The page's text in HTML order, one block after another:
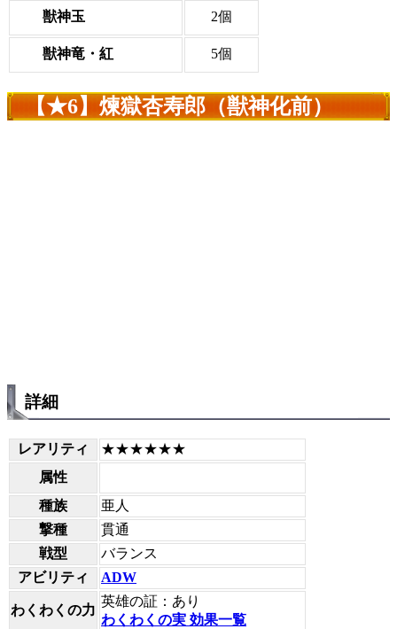
獣神玉 2個
獣神竜・紅 5個
【★6】煉獄杏寿郎（獣神化前）
詳細
レアリティ
★★★★★★
属性
種族
亜人
撃種
貫通
戦型
バランス
アビリティ
ADW
わくわくの力
英雄の証：あり
わくわくの実 効果一覧